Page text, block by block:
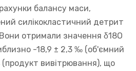
балансу маси,
силікокластичний детрит
отримали значення δ18O
-18,9 ± 2,3 ‰ (об'ємний
вивітрювання), що